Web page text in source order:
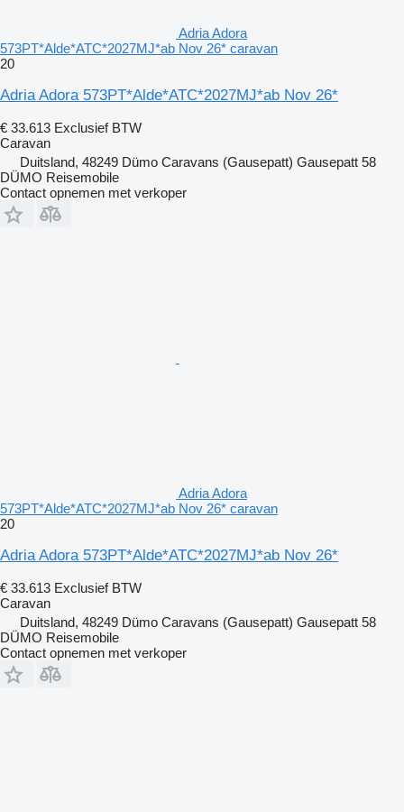
Adria Adora
573PT*Alde*ATC*2027MJ*ab Nov 26* caravan
20
Adria Adora 573PT*Alde*ATC*2027MJ*ab Nov 26*
€ 33.613 Exclusief BTW
Caravan
Duitsland, 48249 Dümo Caravans (Gausepatt) Gausepatt 58
DÜMO Reisemobile
Contact opnemen met verkoper
Adria Adora
573PT*Alde*ATC*2027MJ*ab Nov 26* caravan
20
Adria Adora 573PT*Alde*ATC*2027MJ*ab Nov 26*
€ 33.613 Exclusief BTW
Caravan
Duitsland, 48249 Dümo Caravans (Gausepatt) Gausepatt 58
DÜMO Reisemobile
Contact opnemen met verkoper